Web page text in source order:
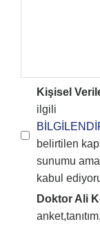
Kişisel
ilgili
belirtilen
sunumu
kabul
Doktor Ali